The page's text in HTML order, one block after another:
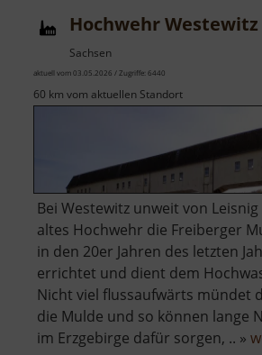
Hochwehr Westewitz
Sachsen
aktuell vom 03.05.2026 / Zugriffe: 6440
60 km vom aktuellen Standort
Bei Westewitz unweit von
altes Hochwehr die Freiberger
in den 20er Jahren des letzten
errichtet und dient dem
Nicht viel flussaufwärts mündet
die Mulde und so können lange
im Erzgebirge dafür sorgen, .. »